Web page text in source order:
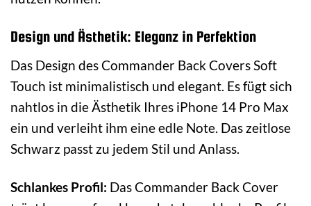
Design und Ästhetik: Eleganz in Perfektion
Das Design des Commander Back Covers Soft
Touch ist minimalistisch und elegant. Es fügt sich
nahtlos in die Ästhetik Ihres iPhone 14 Pro Max
ein und verleiht ihm eine edle Note. Das zeitlose
Schwarz passt zu jedem Stil und Anlass.
Schlankes Profil: Das Commander Back Cover